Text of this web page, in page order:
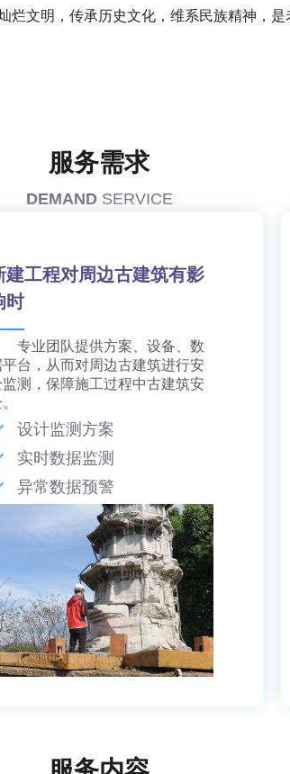
烂文明，传承历史文化，维系民族精神，
服务需求
DEMANDSERVICE
建工程对周边古建筑有影
时
专业团队提供方案、设备、数
平台，从而对周边古建筑进行安
监测，保障施工过程中古建筑安
设计监测方案
实时数据监测
异常数据预警